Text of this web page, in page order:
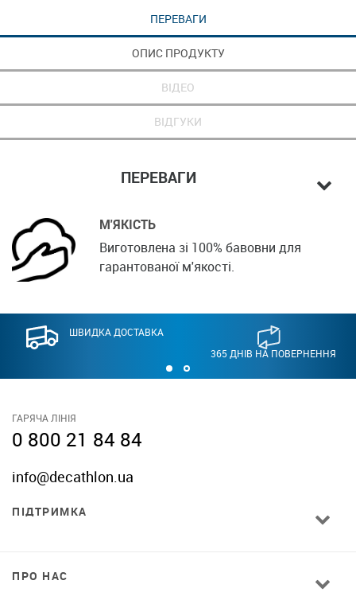
ПЕРЕВАГИ
ОПИС ПРОДУКТУ
ВІДЕО
ВІДГУКИ
ПЕРЕВАГИ
М'ЯКІСТЬ
Виготовлена зі 100% бавовни для
гарантованої м'якості.
ШВИДКА ДОСТАВКА
365 ДНІВ НА ПОВЕРНЕННЯ
ГАРЯЧА ЛІНІЯ
0 800 21 84 84
info@decathlon.ua
ПІДТРИМКА
ПРО НАС